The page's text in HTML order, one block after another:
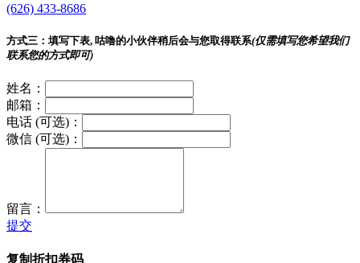
(626) 433-8686
方式三： 填写下表, 咕噜的小伙伴稍后会与您取得联系(仅需填写您希望我们
联系您的方式即可)
姓名：
邮箱：
电话 (可选)：
微信 (可选)：
留言：
提交
复制折扣券码